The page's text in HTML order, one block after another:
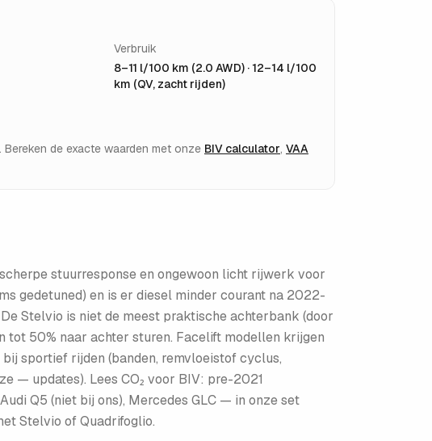
Verbruik
8–11 l/100 km (2.0 AWD) · 12–14 l/100
km (QV, zacht rijden)
de exacte waarden met onze BIV calculator, VAA
stuurresponse en ongewoon licht rijwerk voor
gedetuned) en is er diesel minder courant na 2022-
Stelvio is niet de meest praktische achterbank (door
50% naar achter sturen. Facelift modellen krijgen
sportief rijden (banden, remvloeistof cyclus,
— updates). Lees CO₂ voor BIV: pre-2021
Q5 (niet bij ons), Mercedes GLC — in onze set
Stelvio of Quadrifoglio.